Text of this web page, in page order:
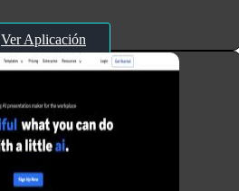
Ver Aplicación